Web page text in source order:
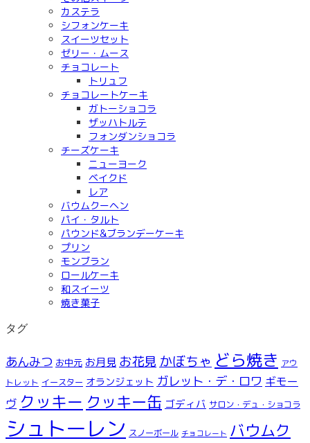
カステラ
シフォンケーキ
スイーツセット
ゼリー・ムース
チョコレート
トリュフ
チョコレートケーキ
ガトーショコラ
ザッハトルテ
フォンダンショコラ
チーズケーキ
ニューヨーク
ベイクド
レア
バウムクーヘン
パイ・タルト
パウンド&ブランデーケーキ
プリン
モンブラン
ロールケーキ
和スイーツ
焼き菓子
タグ
あんみつ お中元 お月見 お花見 かぼちゃ どら焼き アウ
トレット イースター オランジェット ガレット・デ・ロワ ギモー
ヴ クッキー クッキー缶 ゴディバ サロン・デュ・ショコラ
シュトーレン スノーボール チョコレート バウムク